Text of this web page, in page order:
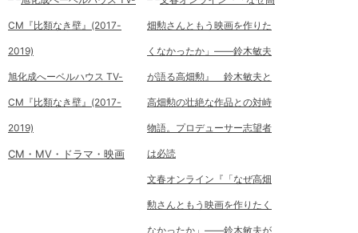
旭化成へーベルハウス TV-
CM『比類なき壁』(2017-
2019)
CM・MV・ドラマ・映画
文春オンライン『「なぜ高畑
勲さんともう映画を作りたく
なかったか」――鈴木敏夫が